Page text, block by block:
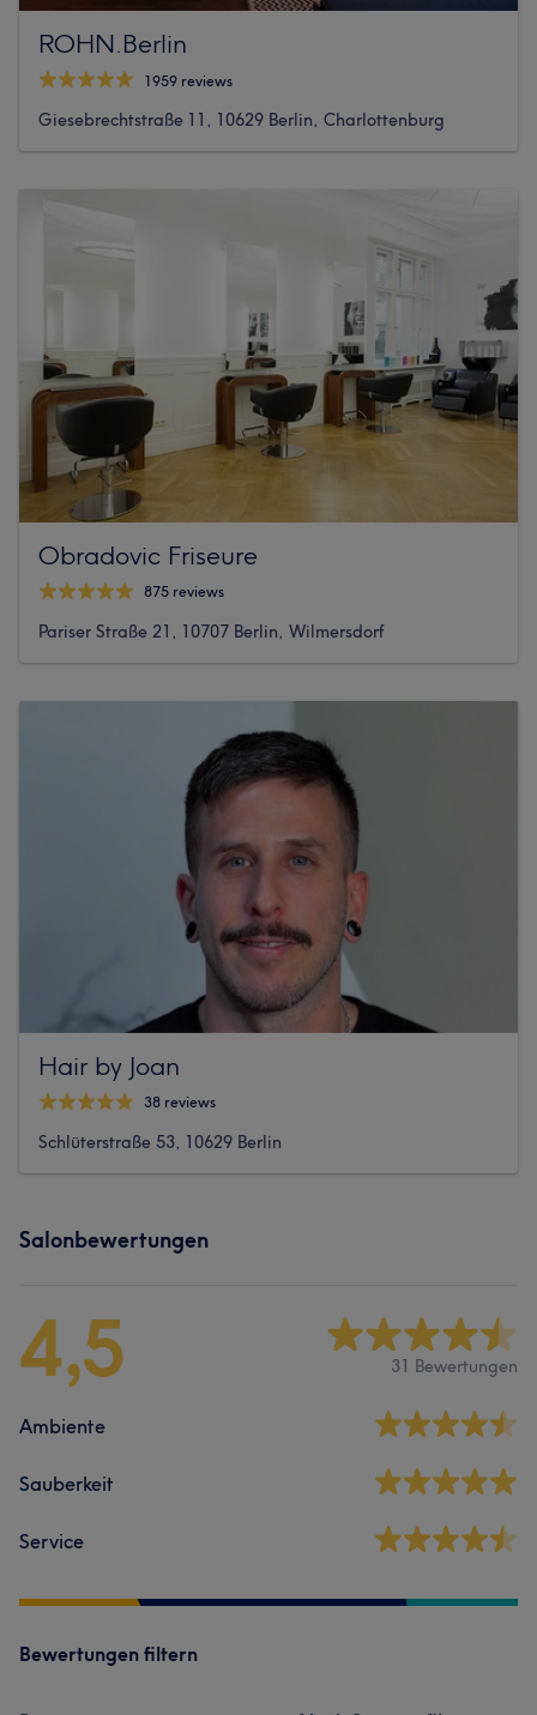
ROHN.Berlin
1959 reviews
Giesebrechtstraße 11, 10629 Berlin, Charlottenburg
Obradovic Friseure
875 reviews
Pariser Straße 21, 10707 Berlin, Wilmersdorf
Hair by Joan
38 reviews
Schlüterstraße 53, 10629 Berlin
Salonbewertungen
4,5 31 Bewertungen
Ambiente
Sauberkeit
Service
Bewertungen filtern